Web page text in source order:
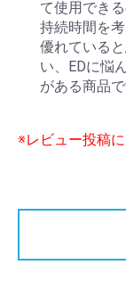
て使用でき
持続時間を
優れている
い、EDに悩
がある商品で
※レビュー投稿